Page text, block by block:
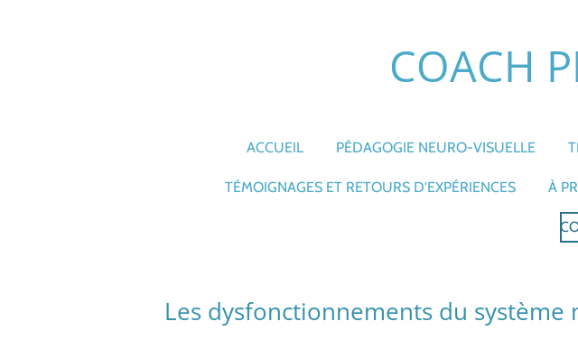
COACH
ACCUEIL PÉDAGOGIE NEURO-VISUELLE
TÉMOIGNAGES ET RETOURS D'EXPÉRIENCES À
Les dysfonctionnements du système